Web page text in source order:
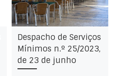
Despacho de Serviços
Mínimos n.º 25/2023,
de 23 de junho